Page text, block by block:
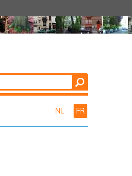
NL FR